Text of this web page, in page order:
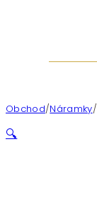
Obchod/Náramky/
🔍